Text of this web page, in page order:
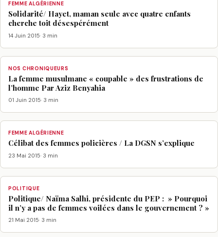
FEMME ALGÉRIENNE
Solidarité/ Hayet, maman seule avec quatre enfants
cherche toit désespérément
14 Juin 2015· 3 min
NOS CHRONIQUEURS
La femme musulmane « coupable » des frustrations de
l’homme Par Aziz Benyahia
01 Juin 2015· 3 min
FEMME ALGÉRIENNE
Célibat des femmes policières / La DGSN s’explique
23 Mai 2015· 3 min
POLITIQUE
Politique/ Naïma Salhi, présidente du PEP : » Pourquoi
il n’y a pas de femmes voilées dans le gouvernement ? »
21 Mai 2015· 3 min